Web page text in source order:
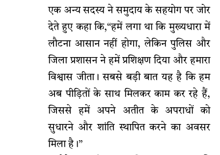
एक अन्य सदस्य ने समुदाय के सहयोग पर जोर
देते हुए कहा कि,“हमें लगा था कि मुख्यधारा में
लौटना आसान नहीं होगा, लेकिन पुलिस और
जिला प्रशासन ने हमें प्रशिक्षण दिया और हमारा
विश्वास जीता। सबसे बड़ी बात यह है कि हम
अब पीड़ितों के साथ मिलकर काम कर रहे हैं,
जिससे हमें अपने अतीत के अपराधों को
सुधारने और शांति स्थापित करने का अवसर
मिला है।”